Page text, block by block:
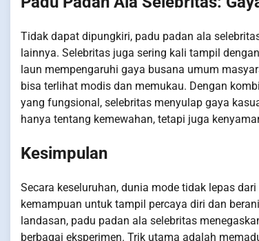
Tidak dapat dipungkiri, padu padan ala
lainnya. Selebritas juga sering kali tampil
laun mempengaruhi gaya busana umum
bisa terlihat modis dan memukau. Dengan
yang fungsional, selebritas menyulap gaya
hanya tentang kemewahan, tetapi juga
Kesimpulan
Secara keseluruhan, dunia mode tidak lepas
kemampuan untuk tampil percaya diri dan
landasan, padu padan ala selebritas
berbagai eksperimen. Trik utama adalah